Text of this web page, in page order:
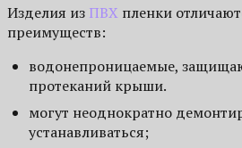
Изделия из ПВХ пленки
преимуществ:
водонепроницаемые,
протеканий крыши.
могут неоднократно
устанавливаться;